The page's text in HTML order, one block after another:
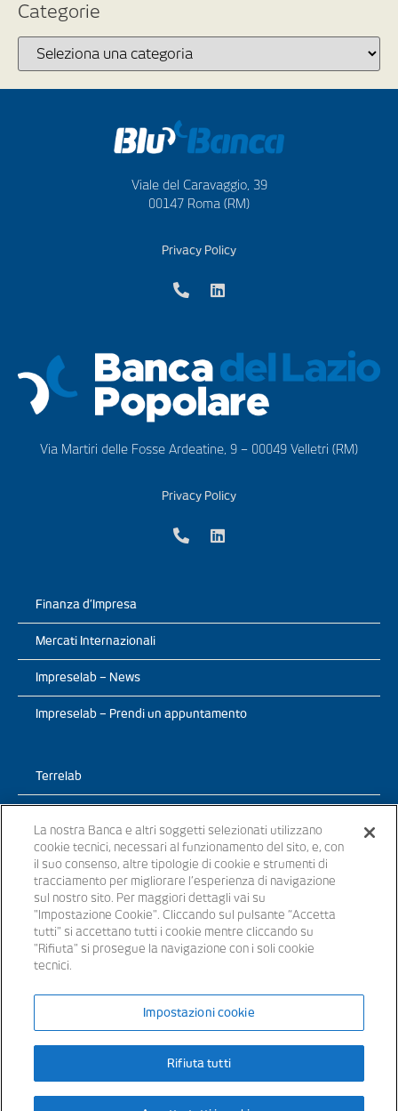
Categorie
Viale del Caravaggio, 39
00147 Roma (RM)
Privacy Policy
Via Martiri delle Fosse Ardeatine, 9 – 00049 Velletri (RM)
Privacy Policy
Finanza d’Impresa
Mercati Internazionali
Impreselab – News
Impreselab – Prendi un appuntamento
Terrelab
TerreLab – News
TerreLab – prendi un appuntamento
Banche appartenenti al Gruppo Bancario Banca Popolare del Lazio –
P.IVA 15854861000 – iscritta all’ Albo dei Gruppi Bancari al n. 5104
La nostra Banca e altri soggetti selezionati utilizzano
cookie tecnici, necessari al funzionamento del sito, e, con
il suo consenso, altre tipologie di cookie e strumenti di
tracciamento per migliorare l’esperienza di navigazione
sul nostro sito. Per maggiori dettagli vai su
"Impostazione Cookie". Cliccando sul pulsante “Accetta
tutti" si accettano tutti i cookie mentre cliccando su
"Rifiuta" si prosegue la navigazione con i soli cookie
tecnici.
Impostazioni cookie
Rifiuta tutti